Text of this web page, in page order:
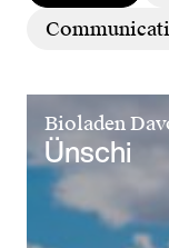
Bioladen
Ünschi